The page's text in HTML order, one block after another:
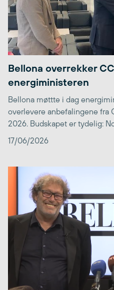
Bellona overrekker
energiministeren
Bellona møttte i dag
overlevere anbefalingene fra
2026. Budskapet er tydelig:
17/06/2026